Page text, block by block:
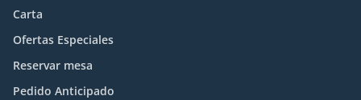
Carta
Ofertas Especiales
Reservar mesa
Pedido Anticipado